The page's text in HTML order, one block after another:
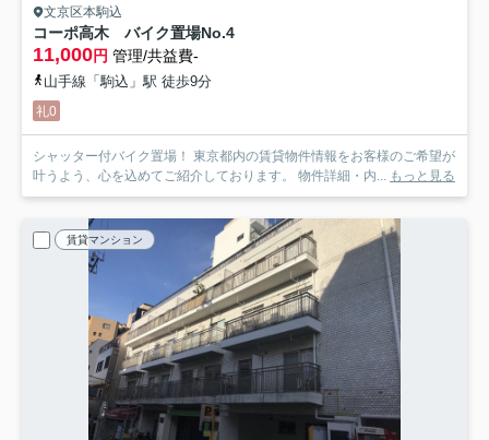
文京区本駒込
コーポ高木 バイク置場No.4
11,000円 管理/共益費-
山手線「駒込」駅 徒歩9分
礼0
シャッター付バイク置場！ 東京都内の賃貸物件情報をお客様のご希望が
叶うよう、心を込めてご紹介しております。 物件詳細・内... もっと見る
賃貸マンション